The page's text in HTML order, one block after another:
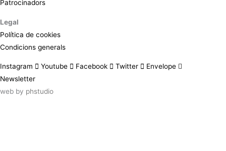
Patrocinadors
Legal
Política de cookies
Condicions generals
Instagram Youtube Facebook Twitter
Envelope
Newsletter
web by phstudio